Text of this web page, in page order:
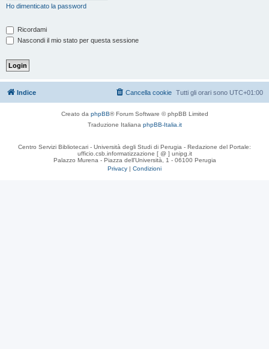
Ho dimenticato la password
Ricordami
Nascondi il mio stato per questa sessione
Indice Tutti gli orari sono UTC+01:00
Cancella cookie
Creato da phpBB® Forum Software © phpBB Limited
Traduzione Italiana phpBB-Italia.it
Centro Servizi Bibliotecari - Università degli Studi di Perugia - Redazione del Portale:
ufficio.csb.informatizzazione [ @ ] unipg.it
Palazzo Murena - Piazza dell'Università, 1 - 06100 Perugia
Privacy | Condizioni